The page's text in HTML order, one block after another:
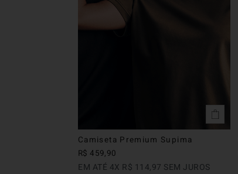
Camiseta Premium Supima
R$ 459,90
EM ATÉ 4X R$ 114,97 SEM JUROS